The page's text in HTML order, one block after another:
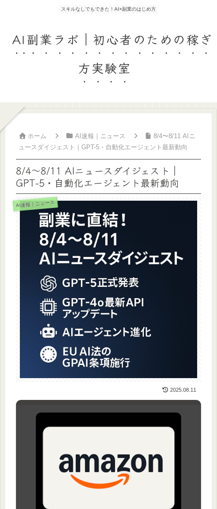
スキルなしでもできた！AI×副業のはじめ方
AI副業ラボ｜初心者のための稼ぎ
方実験室
ホーム AI速報｜ニュース
8/4〜8/11 AIニ
ュースダイジェスト｜GPT-5・自動化エージェント最新動向
8/4〜8/11 AIニュースダイジェスト｜
GPT-5・自動化エージェント最新動向
AI速報｜ニュース
2025.08.11